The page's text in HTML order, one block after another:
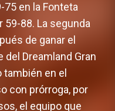
en la Fonteta
59-88. La segunda
de ganar el
Dreamland Gran
en el
con prórroga, por
el equipo que